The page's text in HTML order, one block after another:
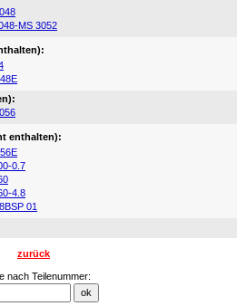
MS 3052
enthalten):
0.7
4.8
01
zurück
nach Teilenummer: